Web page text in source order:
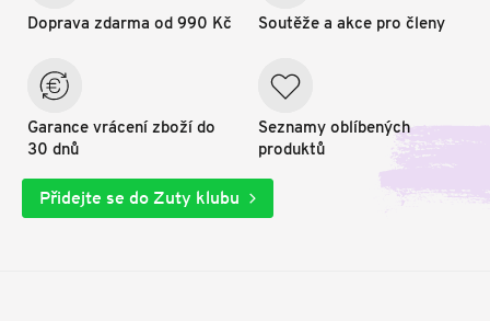
Doprava zdarma od 990 Kč
Garance vrácení zboží do
30 dnů
Soutěže a akce pro členy
Seznamy oblíbených
produktů
Přidejte se do Zuty klubu